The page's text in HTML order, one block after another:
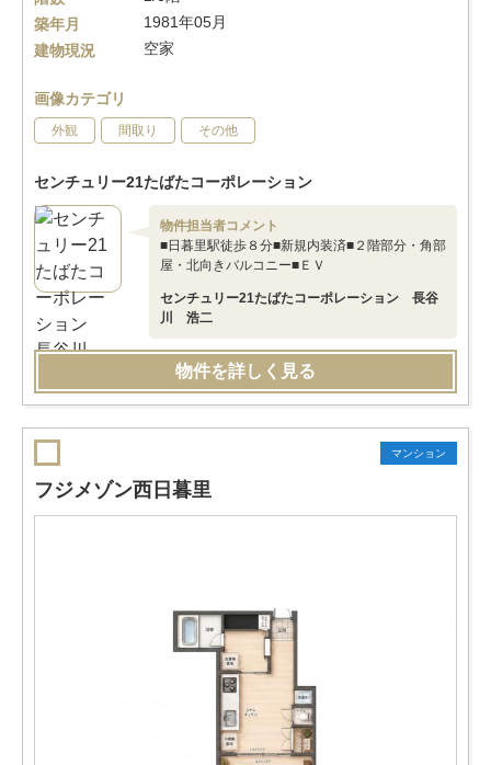
築年月
1981年05月
建物現況
空家
画像カテゴリ
外観 間取り その他
センチュリー21たばたコーポレーション
物件担当者コメント
■日暮里駅徒歩８分■新規内装済■２階部分・角部
屋・北向きバルコニー■ＥＶ
センチュリー21たばたコーポレーション 長谷
川 浩二
物件を詳しく見る
マンション
フジメゾン西日暮里